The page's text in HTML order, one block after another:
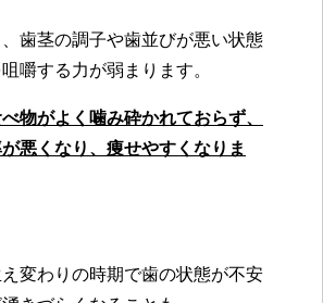
歯茎の調子や歯並びが悪い状態
嚼する力が弱まります。
物がよく噛み砕かれておらず、
悪くなり、痩せやすくなりま
変わりの時期で歯の状態が不安